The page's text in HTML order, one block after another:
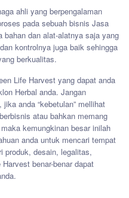
ahli yang berpengalaman
pada sebuah bisnis Jasa
bahan dan alat-alatnya saja yang
kontrolnya juga baik sehingga
berkualitas.
Life Harvest yang dapat anda
Herbal anda. Jangan
anda “kebetulan” mellihat
atau bahkan memang
kemungkinan besar inilah
anda untuk mencari tempat
produk, desain, legalitas,
benar-benar dapat